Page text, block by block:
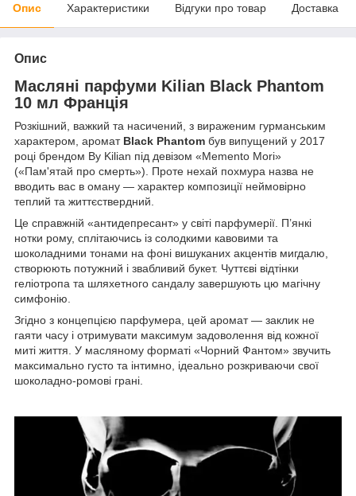
Опис Характеристики Відгуки про товар Доставка
Опис
Масляні парфуми Kilian Black Phantom
10 мл Франція
Розкішний, важкий та насичений, з вираженим гурманським
характером, аромат Black Phantom був випущений у 2017
році брендом By Kilian під девізом «Memento Mori»
(«Пам'ятай про смерть»). Проте нехай похмура назва не
вводить вас в оману — характер композиції неймовірно
теплий та життєствердний.
Це справжній «антидепресант» у світі парфумерії. П’янкі
нотки рому, сплітаючись із солодкими кавовими та
шоколадними тонами на фоні вишуканих акцентів мигдалю,
створюють потужний і звабливий букет. Чуттєві відтінки
геліотропа та шляхетного сандалу завершують цю магічну
симфонію.
Згідно з концепцією парфумера, цей аромат — заклик не
гаяти часу і отримувати максимум задоволення від кожної
миті життя. У масляному форматі «Чорний Фантом» звучить
максимально густо та інтимно, ідеально розкриваючи свої
шоколадно-ромові грані.